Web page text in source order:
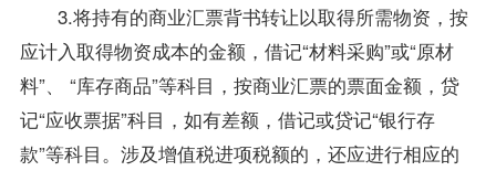
3.将持有的商业汇票背书转让以取得所需物资，按
应计入取得物资成本的金额，借记“材料采购”或“原材
料”、 “库存商品”等科目，按商业汇票的票面金额，贷
记“应收票据”科目，如有差额，借记或贷记“银行存
款”等科目。涉及增值税进项税额的，还应进行相应的